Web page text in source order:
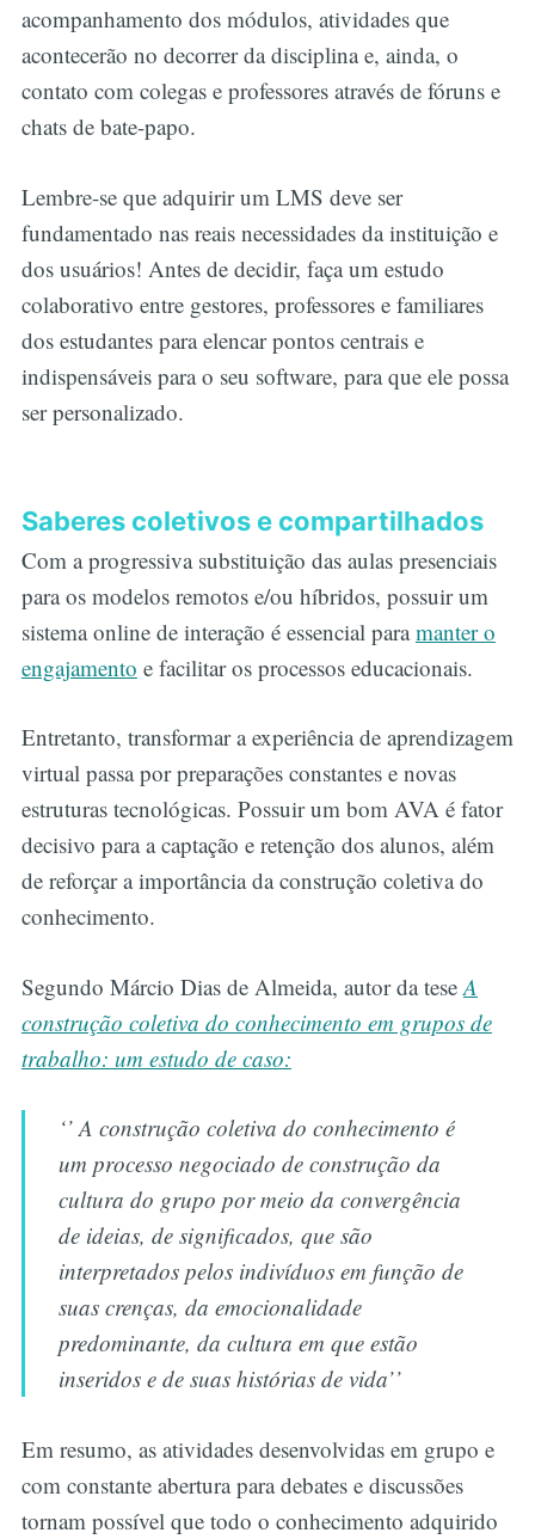
acompanhamento dos módulos, atividades que
acontecerão no decorrer da disciplina e, ainda, o
contato com colegas e professores através de fóruns e
chats de bate-papo.
Lembre-se que adquirir um LMS deve ser
fundamentado nas reais necessidades da instituição e
dos usuários! Antes de decidir, faça um estudo
colaborativo entre gestores, professores e familiares
dos estudantes para elencar pontos centrais e
indispensáveis para o seu software, para que ele possa
ser personalizado.
Saberes coletivos e compartilhados
Com a progressiva substituição das aulas presenciais
para os modelos remotos e/ou híbridos, possuir um
sistema online de interação é essencial paramanter o
engajamento e facilitar os processos educacionais.
Entretanto, transformar a experiência de aprendizagem
virtual passa por preparações constantes e novas
estruturas tecnológicas. Possuir um bom AVA é fator
decisivo para a captação e retenção dos alunos, além
de reforçar a importância da construção coletiva do
conhecimento.
Segundo Márcio Dias de Almeida, autor da tese A
construção coletiva do conhecimento em grupos de
trabalho: um estudo de caso:
‘’ A construção coletiva do conhecimento é
um processo negociado de construção da
cultura do grupo por meio da convergência
de ideias, de significados, que são
interpretados pelos indivíduos em função de
suas crenças, da emocionalidade
predominante, da cultura em que estão
inseridos e de suas histórias de vida’’
Em resumo, as atividades desenvolvidas em grupo e
com constante abertura para debates e discussões
tornam possível que todo o conhecimento adquirido